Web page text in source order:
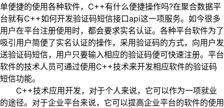
单便捷的使用各种软件，C++有什么便捷操作吗?在聚合数据平
台就有C++如何开发验证码短信接口api这一项服务。如今很多
用户在平台注册使用时，都会要求实名认证。各种平台软件为了
吸引用户简便了实名认证的操作，采用验证码的方式，向用户发
送验证码短信，用户只要输入相应的验证码便可快速注册。平台
软件的技术人员可通过使用C++技术来开发相应软件的验证码
短信功能。
C++技术应用开发，对于个人来说，它可以作为一项就业
的途径。对于企业平台来说，它可以提高企业平台的软件的使用